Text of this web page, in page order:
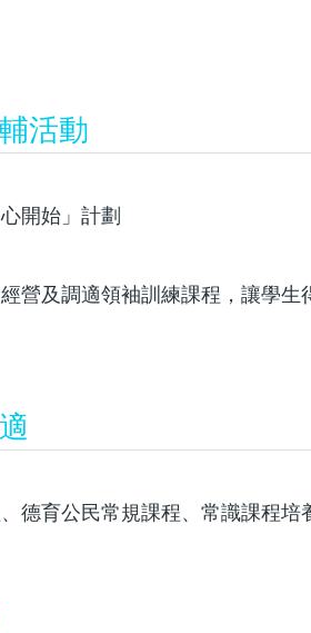
活動
開始」計劃
營及調適領袖訓練課程，讓學生
德育公民常規課程、常識課程培